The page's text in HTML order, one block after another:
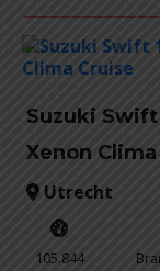
Suzuki Swift
Xenon
Utrecht
105.844